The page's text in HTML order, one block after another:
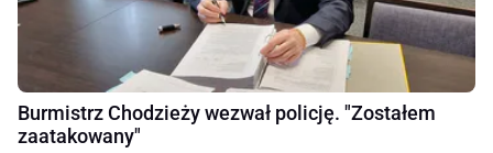
Burmistrz Chodzieży wezwał policję. "Zostałem
zaatakowany"